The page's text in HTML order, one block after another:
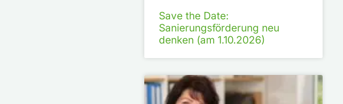
Save the Date:
Sanierungsförderung neu
denken (am 1.10.2026)